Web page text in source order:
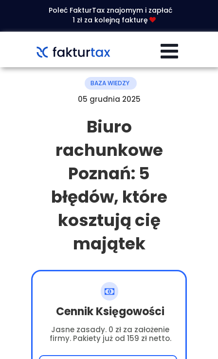
Poleć FakturTax znajomym i zapłać
1 zł za kolejną fakturę
05 grudnia 2025
Biuro
rachunkowe
Poznań: 5
błędów, które
kosztują cię
majątek
Cennik Księgowości
Jasne zasady. 0 zł za założenie
firmy. Pakiety już od 159 zł netto.
BAZA WIEDZY